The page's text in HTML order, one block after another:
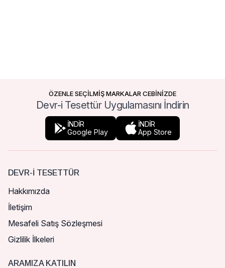
ÖZENLE SEÇİLMİŞ MARKALAR CEBİNİZDE
Devr-i Tesettür Uygulamasını İndirin
İNDİR
Google Play
İNDİR
App Store
DEVR-I TESETTÜR
Hakkımızda
İletişim
Mesafeli Satış Sözleşmesi
Gizlilik İlkeleri
ARAMIZA KATILIN